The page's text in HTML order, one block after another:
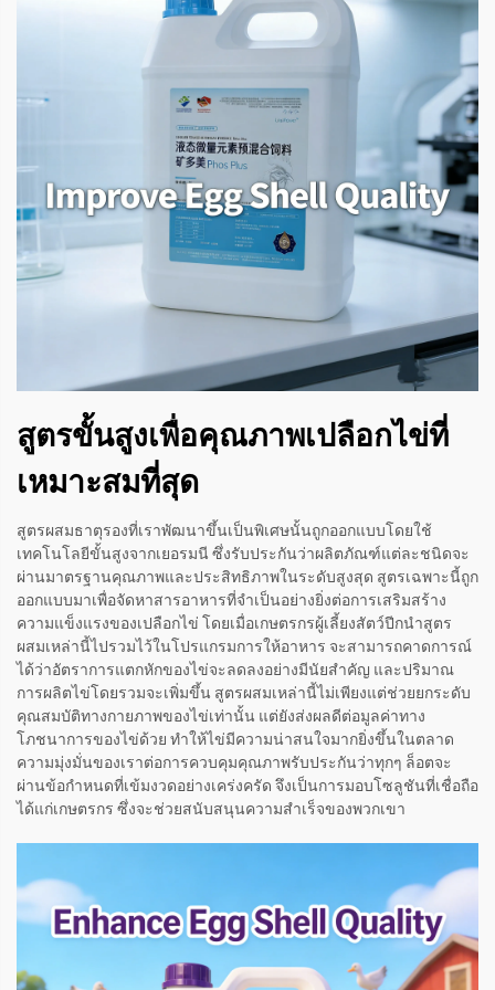
สูตรขั้นสูงเพื่อคุณภาพเปลือกไข่ที่
เหมาะสมที่สุด
สูตรผสมธาตุรองที่เราพัฒนาขึ้นเป็นพิเศษนั้นถูกออกแบบโดยใช้
เทคโนโลยีขั้นสูงจากเยอรมนี ซึ่งรับประกันว่าผลิตภัณฑ์แต่ละชนิดจะ
ผ่านมาตรฐานคุณภาพและประสิทธิภาพในระดับสูงสุด สูตรเฉพาะนี้ถูก
ออกแบบมาเพื่อจัดหาสารอาหารที่จำเป็นอย่างยิ่งต่อการเสริมสร้าง
ความแข็งแรงของเปลือกไข่ โดยเมื่อเกษตรกรผู้เลี้ยงสัตว์ปีกนำสูตร
ผสมเหล่านี้ไปรวมไว้ในโปรแกรมการให้อาหาร จะสามารถคาดการณ์
ได้ว่าอัตราการแตกหักของไข่จะลดลงอย่างมีนัยสำคัญ และปริมาณ
การผลิตไข่โดยรวมจะเพิ่มขึ้น สูตรผสมเหล่านี้ไม่เพียงแต่ช่วยยกระดับ
คุณสมบัติทางกายภาพของไข่เท่านั้น แต่ยังส่งผลดีต่อมูลค่าทาง
โภชนาการของไข่ด้วย ทำให้ไข่มีความน่าสนใจมากยิ่งขึ้นในตลาด
ความมุ่งมั่นของเราต่อการควบคุมคุณภาพรับประกันว่าทุกๆ ล็อตจะ
ผ่านข้อกำหนดที่เข้มงวดอย่างเคร่งครัด จึงเป็นการมอบโซลูชันที่เชื่อถือ
ได้แก่เกษตรกร ซึ่งจะช่วยสนับสนุนความสำเร็จของพวกเขา